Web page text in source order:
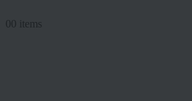
00 items